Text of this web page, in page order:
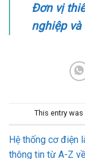
Đơn vị
nghiệp và
This entry
Hệ thống cơ điện
thông tin từ A-Z